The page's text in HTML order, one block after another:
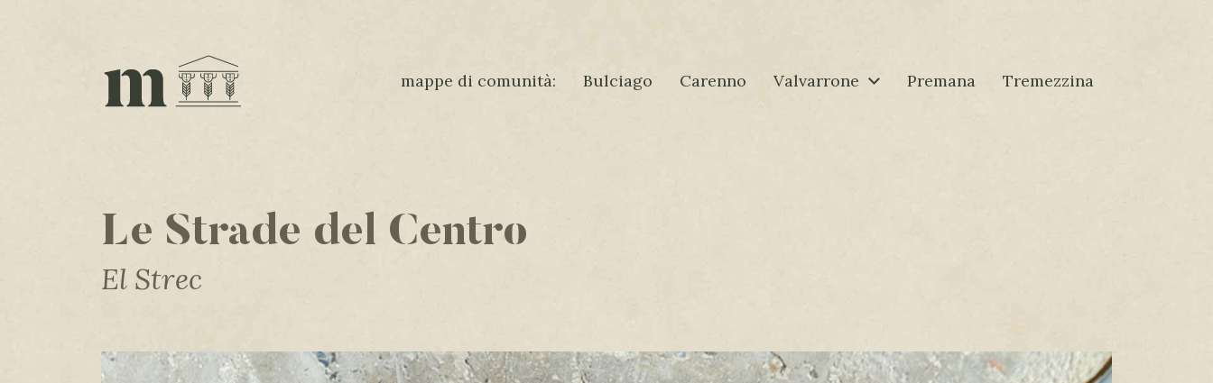
mappe di comunità: Bulciago Carenno Valvarrone Premana Tremezzina
Le Strade del Centro
El Strec